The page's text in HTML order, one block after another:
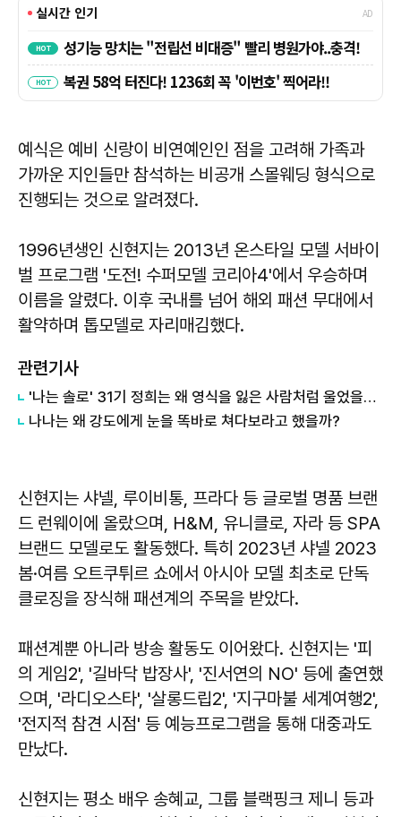
예식은 예비 신랑이 비연예인인 점을 고려해 가족과
가까운 지인들만 참석하는 비공개 스몰웨딩 형식으로
진행되는 것으로 알려졌다.
1996년생인 신현지는 2013년 온스타일 모델 서바이
벌 프로그램 '도전! 수퍼모델 코리아4'에서 우승하며
이름을 알렸다. 이후 국내를 넘어 해외 패션 무대에서
활약하며 톱모델로 자리매김했다.
관련기사
'나는 솔로' 31기 정희는 왜 영식을 잃은 사람처럼 울었을까?
나나는 왜 강도에게 눈을 똑바로 쳐다보라고 했을까?
신현지는 샤넬, 루이비통, 프라다 등 글로벌 명품 브랜
드 런웨이에 올랐으며, H&M, 유니클로, 자라 등 SPA
브랜드 모델로도 활동했다. 특히 2023년 샤넬 2023
봄·여름 오트쿠튀르 쇼에서 아시아 모델 최초로 단독
클로징을 장식해 패션계의 주목을 받았다.
패션계뿐 아니라 방송 활동도 이어왔다. 신현지는 '피
의 게임2', '길바닥 밥장사', '진서연의 NO' 등에 출연했
으며, '라디오스타', '살롱드립2', '지구마불 세계여행2',
'전지적 참견 시점' 등 예능프로그램을 통해 대중과도
만났다.
신현지는 평소 배우 송혜교, 그룹 블랙핑크 제니 등과